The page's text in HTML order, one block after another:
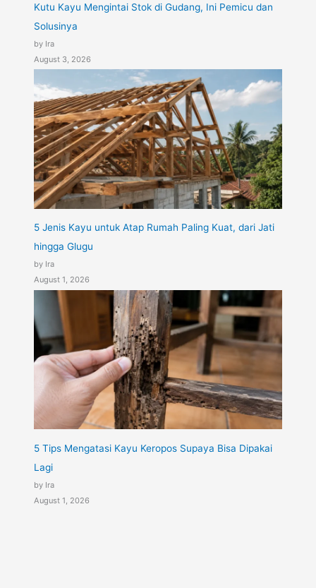
Kutu Kayu Mengintai Stok di Gudang, Ini Pemicu dan
Solusinya
by Ira
August 3, 2026
5 Jenis Kayu untuk Atap Rumah Paling Kuat, dari Jati
hingga Glugu
by Ira
August 1, 2026
5 Tips Mengatasi Kayu Keropos Supaya Bisa Dipakai
Lagi
by Ira
August 1, 2026